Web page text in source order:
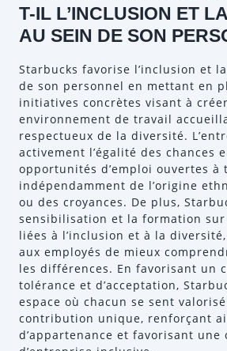
T-IL L’INCLUSION ET
AU SEIN DE SON
Starbucks favorise l’inclusion et
de son personnel en mettant en
initiatives concrètes visant à
environnement de travail
respectueux de la diversité.
activement l’égalité des chances
opportunités d’emploi ouvertes à
indépendamment de l’origine
ou des croyances. De plus,
sensibilisation et la formation sur
liées à l’inclusion et à la
aux employés de mieux
les différences. En favorisant un
tolérance et d’acceptation,
espace où chacun se sent
contribution unique, renforçant
d’appartenance et favorisant une